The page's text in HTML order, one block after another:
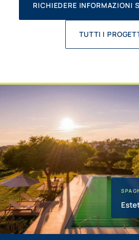
RICHIEDERE INFORMAZIONI
TUTTI I